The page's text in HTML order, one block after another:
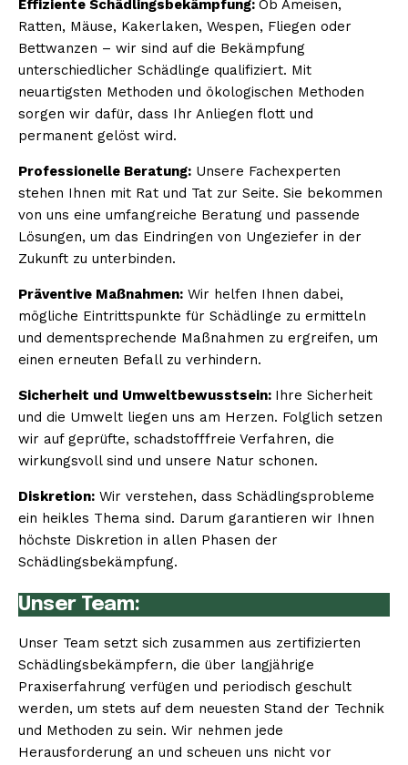
Effiziente Schädlingsbekämpfung: Ob Ameisen,
Ratten, Mäuse, Kakerlaken, Wespen, Fliegen oder
Bettwanzen – wir sind auf die Bekämpfung
unterschiedlicher Schädlinge qualifiziert. Mit
neuartigsten Methoden und ökologischen Methoden
sorgen wir dafür, dass Ihr Anliegen flott und
permanent gelöst wird.
Professionelle Beratung: Unsere Fachexperten
stehen Ihnen mit Rat und Tat zur Seite. Sie bekommen
von uns eine umfangreiche Beratung und passende
Lösungen, um das Eindringen von Ungeziefer in der
Zukunft zu unterbinden.
Präventive Maßnahmen: Wir helfen Ihnen dabei,
mögliche Eintrittspunkte für Schädlinge zu ermitteln
und dementsprechende Maßnahmen zu ergreifen, um
einen erneuten Befall zu verhindern.
Sicherheit und Umweltbewusstsein: Ihre Sicherheit
und die Umwelt liegen uns am Herzen. Folglich setzen
wir auf geprüfte, schadstofffreie Verfahren, die
wirkungsvoll sind und unsere Natur schonen.
Diskretion: Wir verstehen, dass Schädlingsprobleme
ein heikles Thema sind. Darum garantieren wir Ihnen
höchste Diskretion in allen Phasen der
Schädlingsbekämpfung.
Unser Team:
Unser Team setzt sich zusammen aus zertifizierten
Schädlingsbekämpfern, die über langjährige
Praxiserfahrung verfügen und periodisch geschult
werden, um stets auf dem neuesten Stand der Technik
und Methoden zu sein. Wir nehmen jede
Herausforderung an und scheuen uns nicht vor